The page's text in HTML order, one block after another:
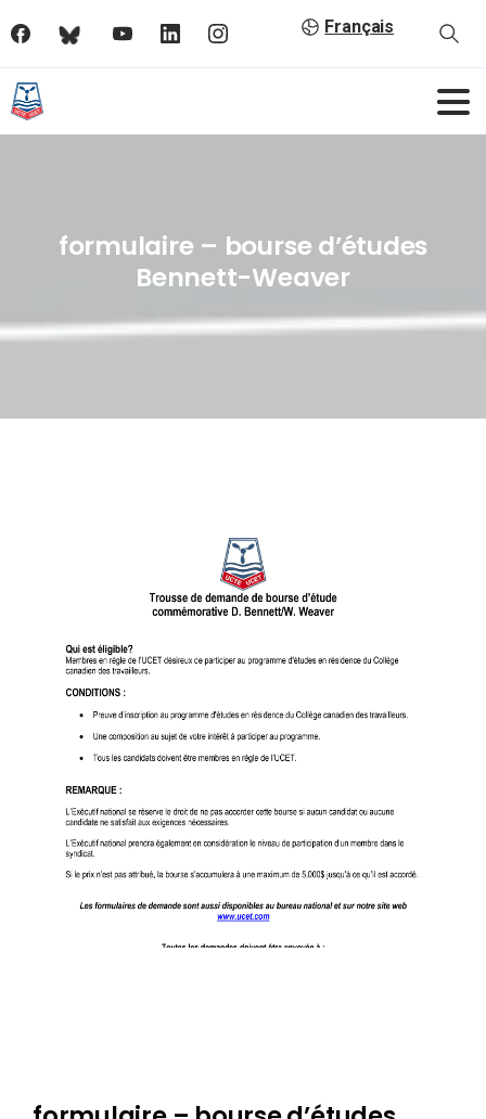
Français
formulaire – bourse d’études
Bennett-Weaver